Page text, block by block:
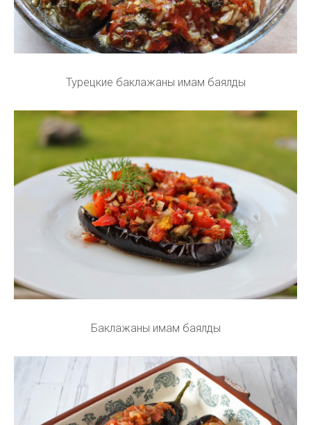
Турецкие баклажаны имам баялды
Баклажаны имам баялды